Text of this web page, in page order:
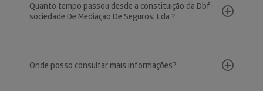
Quanto tempo passou desde a constituição da Dbf-
sociedade De Mediação De Seguros, Lda.?
Onde posso consultar mais informações?